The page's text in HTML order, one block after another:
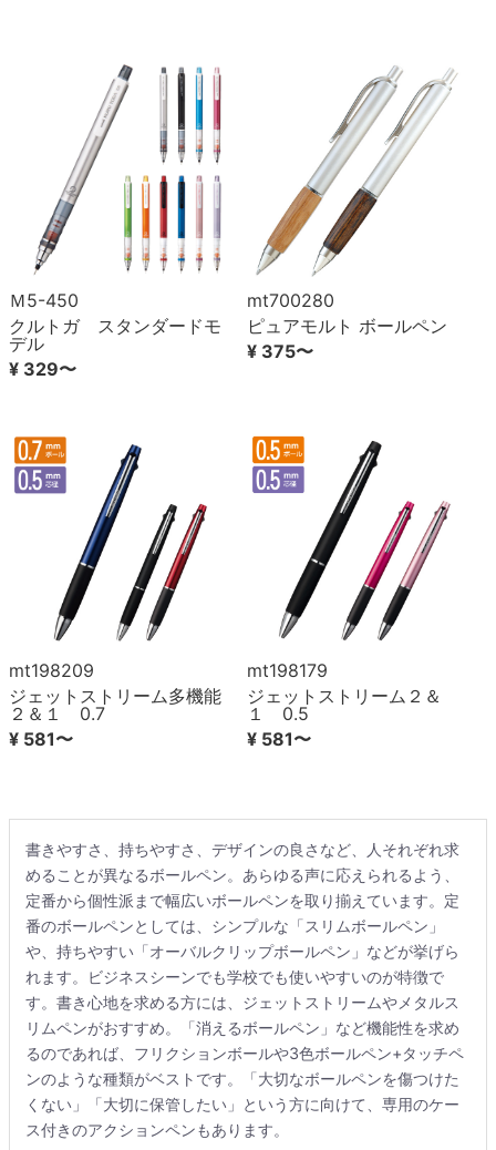
Ｍ5-450
クルトガ スタンダードモ
デル
¥ 329〜
mt700280
ピュアモルト ボールペン
¥ 375〜
mt198209
ジェットストリーム多機能
２＆１ 0.7
¥ 581〜
mt198179
ジェットストリーム２＆
１ 0.5
¥ 581〜
書きやすさ、持ちやすさ、デザインの良さなど、人それぞれ求
めることが異なるボールペン。あらゆる声に応えられるよう、
定番から個性派まで幅広いボールペンを取り揃えています。定
番のボールペンとしては、シンプルな「スリムボールペン」
や、持ちやすい「オーバルクリップボールペン」などが挙げら
れます。ビジネスシーンでも学校でも使いやすいのが特徴で
す。書き心地を求める方には、ジェットストリームやメタルス
リムペンがおすすめ。「消えるボールペン」など機能性を求め
るのであれば、フリクションボールや3色ボールペン+タッチペ
ンのような種類がベストです。「大切なボールペンを傷つけた
くない」「大切に保管したい」という方に向けて、専用のケー
ス付きのアクションペンもあります。